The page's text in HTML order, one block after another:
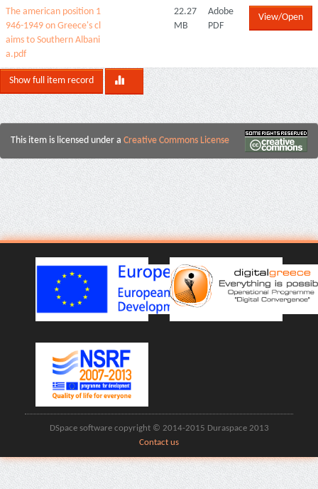
The american position 1
946-1949 on Greece's cl
aims to Southern Albani
a.pdf
22.27
MB
Adobe
PDF
View/Open
Show full item record
This item is licensed under a Creative Commons License
DSpace software copyright © 2014-2015 Duraspace 2013
Contact us